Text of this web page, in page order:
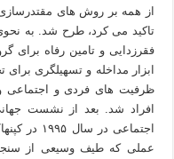
از همه بر روش های
تاکید می کرد، طرح شد. به
فقرزدایی و تامین رفاه برای
ابزار مداخله و تسهیلگری
ظرفیت های فردی و اجتماعی
افراد شد. بعد از نشست
اجتماعی
عملی که طیف وسیعی از